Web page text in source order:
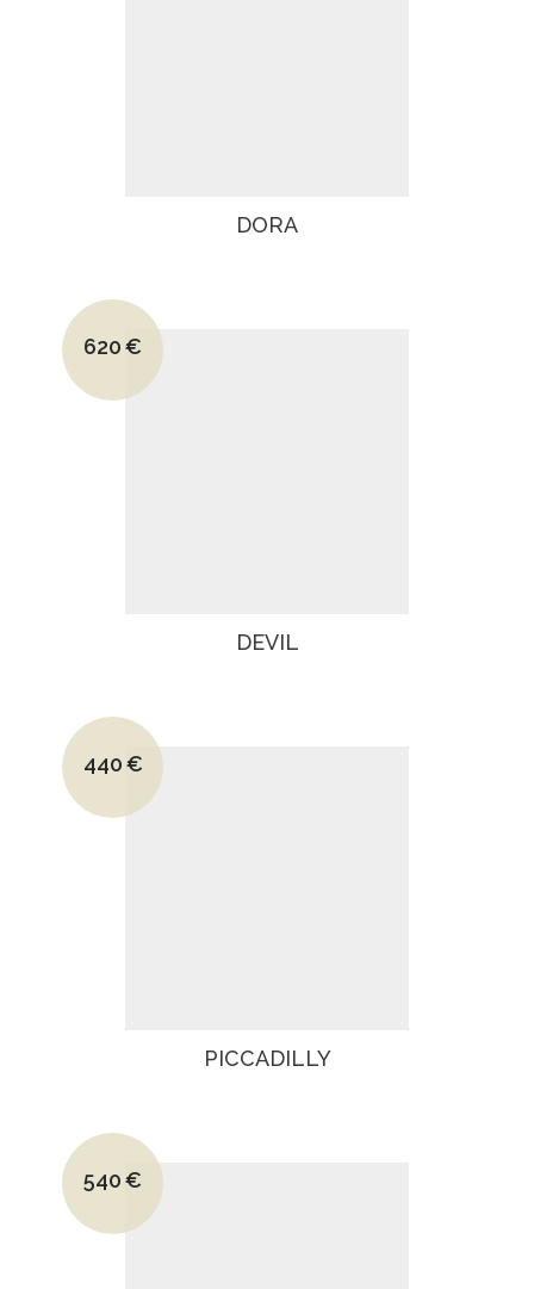
DORA
Le prix initial était : 960€.
620€
Le prix actuel est : 620€.
DEVIL
Le prix initial était : 690€.
440€
Le prix actuel est : 440€.
PICCADILLY
Le prix initial était : 850€.
540€
Le prix actuel est : 540€.